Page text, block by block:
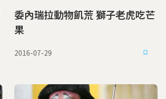
委內瑞拉動物飢荒 獅子老虎吃芒
果
2016-07-29